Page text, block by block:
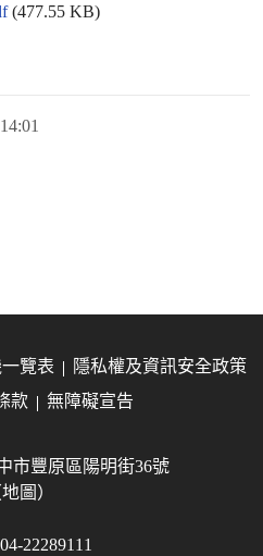
(477.55 KB)
覽表
隱私權及資訊安全政策
款
無障礙宣告
市豐原區陽明街36號
地圖）
22289111